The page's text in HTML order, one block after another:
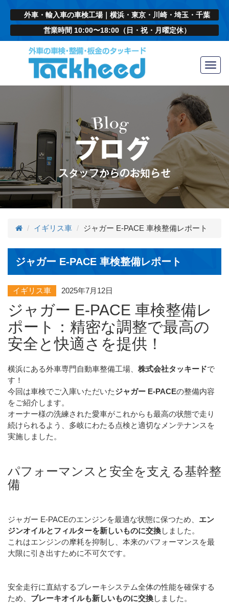
外車・輸入車の車検工場｜横浜・東京・川崎・埼玉・千葉
営業時間 10:00〜18:00（日・祝・月曜定休）
イギリス車 ジャガー E-PACE 車検整備レポート
ジャガー E-PACE 車検整備レポート
イギリス車 2025年7月12日
ジャガー E-PACE 車検整備レ
ポート：精密な調整で最高の
安全と快適さを提供！
横浜にある外車専門自動車整備工場、 株式会社タッキードで
す！
今回は車検でご入庫いただいたジャガー E-PACEの整備内容
をご紹介します。
オーナー様の洗練された愛車がこれからも最高の状態で走り
続けられるよう、多岐にわたる点検と適切なメンテナンスを
実施しました。
パフォーマンスと安全を支える基幹整
備
ジャガー E-PACEのエンジンを最適な状態に保つため、 エン
ジンオイルとフィルターを新しいものに交換しました。
これはエンジンの摩耗を抑制し、本来のパフォーマンスを最
大限に引き出すために不可欠です。
安全走行に直結するブレーキシステム全体の性能を確保する
ため、 ブレーキオイルも新しいものに交換しました。